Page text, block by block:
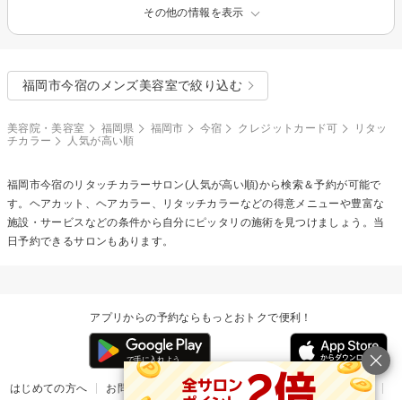
その他の情報を表示
福岡市今宿のメンズ美容室で絞り込む
美容院・美容室 福岡県 福岡市 今宿 クレジットカード可
リタッ
チカラー
人気が高い順
福岡市今宿のリタッチカラーサロン(人気が高い順)から検索＆予約が可能で
す。ヘアカット、ヘアカラー、リタッチカラーなどの得意メニューや豊富な
施設・サービスなどの条件から自分にピッタリの施術を見つけましょう。当
日予約できるサロンもあります。
アプリからの予約ならもっとおトクで便利！
はじめての方へ お問い合わせ ヘルプ リリース情報
利用規約